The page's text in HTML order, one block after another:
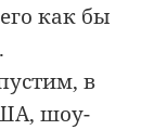
как бы
в
шоу-